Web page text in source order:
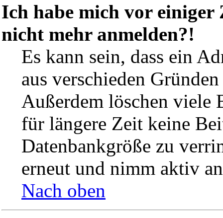
Ich habe mich vor
nicht mehr anmelden?!
Es kann sein, dass ein
aus verschieden
Außerdem löschen viele
für längere Zeit keine
Datenbankgröße zu
erneut und nimm aktiv
Nach oben